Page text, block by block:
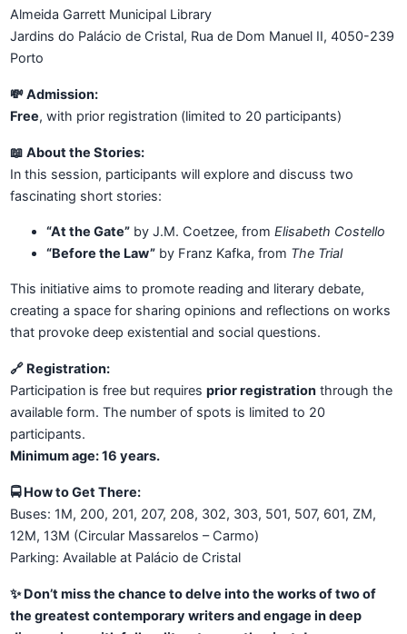
Almeida Garrett Municipal Library
Jardins do Palácio de Cristal, Rua de Dom Manuel II, 4050-239
Porto
💸 Admission:
Free, with prior registration (limited to 20 participants)
📖 About the Stories:
In this session, participants will explore and discuss two
fascinating short stories:
“At the Gate” by J.M. Coetzee, from Elisabeth Costello
“Before the Law” by Franz Kafka, from The Trial
This initiative aims to promote reading and literary debate,
creating a space for sharing opinions and reflections on works
that provoke deep existential and social questions.
🔗 Registration:
Participation is free but requires prior registration through the
available form. The number of spots is limited to 20
participants.
Minimum age: 16 years.
🚍 How to Get There:
Buses: 1M, 200, 201, 207, 208, 302, 303, 501, 507, 601, ZM,
12M, 13M (Circular Massarelos – Carmo)
Parking: Available at Palácio de Cristal
✨ Don’t miss the chance to delve into the works of two of
the greatest contemporary writers and engage in deep